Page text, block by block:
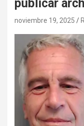
publicar
noviembre 19, 2025